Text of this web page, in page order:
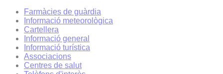
Farmàcies de guàrdia
Informació meteorològica
Cartellera
Informació general
Informació turística
Associacions
Centres de salut